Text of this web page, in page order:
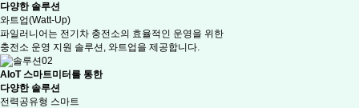
다양한 솔루션
와트업(Watt-Up)
파일러니어는 전기차 충전소의 효율적인 운영을 위한
충전소 운영 지원 솔루션, 와트업을 제공합니다.
AIoT 스마트미터를 통한
다양한 솔루션
전력공유형 스마트